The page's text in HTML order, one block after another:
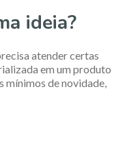
ideia?
atender certas
em um produto
mínimos de novidade,